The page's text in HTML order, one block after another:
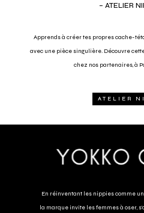
– ATELIER
Apprends à créer tes propres cache-
avec une pièce singulière. Découvre
chez nos partenaires, à
ATELIER
En réinventant les nippies comme
la marque invite les femmes à oser,